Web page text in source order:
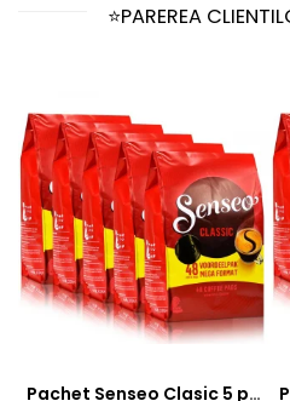
⭐PAREREA
Pachet Senseo Clasic 5 pungi x 48 paduri